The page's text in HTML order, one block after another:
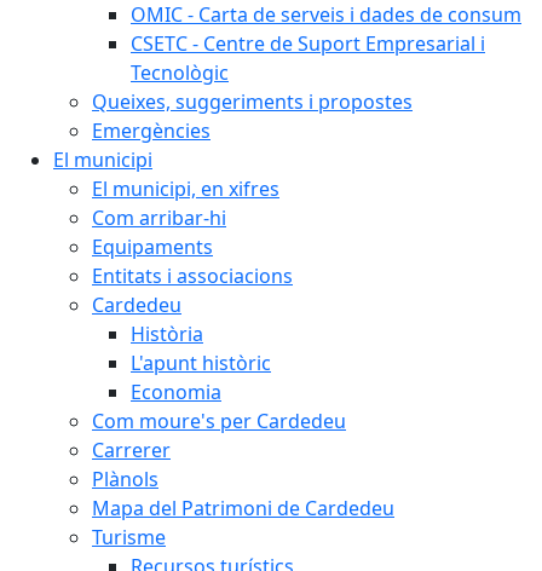
OMIC - Carta de serveis i dades de consum
CSETC - Centre de Suport Empresarial i
Tecnològic
Queixes, suggeriments i propostes
Emergències
El municipi
El municipi, en xifres
Com arribar-hi
Equipaments
Entitats i associacions
Cardedeu
Història
L'apunt històric
Economia
Com moure's per Cardedeu
Carrerer
Plànols
Mapa del Patrimoni de Cardedeu
Turisme